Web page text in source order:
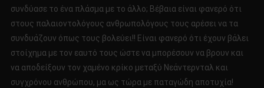
συνδύασε το ένα πλάσμα με το άλλο; Βέβαια είναι φανερό ότι
στους παλαιοντολόγους ανθρωπολόγους τους αρέσει να τα
συνδυάζουν όπως τους βολεύει!! Είναι φανερό ότι έχουν βάλει
στοίχημα με τον εαυτό τους ώστε να μπορέσουν να βρουν και
να αποδείξουν τον χαμένο κρίκο μεταξύ Νεάντερνταλ και
συγχρόνου ανθρώπου, μα ως τώρα με παταγώδη αποτυχία!